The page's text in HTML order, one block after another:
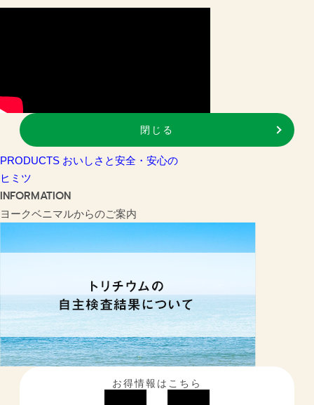
閉じる
PRODUCTS おいしさと安全・安心の
ヒミツ
INFORMATION
ヨークベニマルからのご案内
お得情報はこちら